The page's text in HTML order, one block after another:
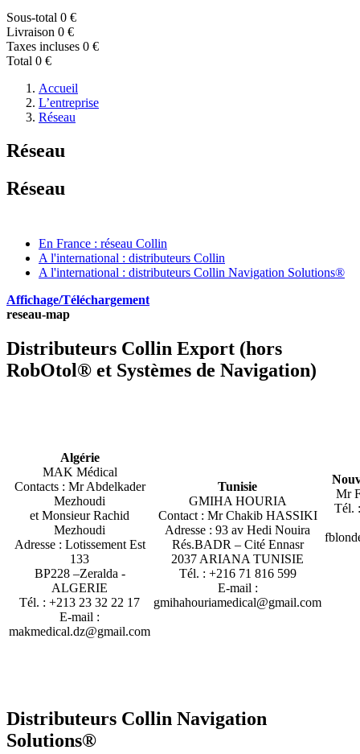
Sous-total 0 €
Livraison 0 €
Taxes incluses 0 €
Total 0 €
Accueil
L’entreprise
Réseau
Réseau
Réseau
En France : réseau Collin
A l'international : distributeurs Collin
A l'international : distributeurs Collin Navigation Solutions®
Affichage/Téléchargement
reseau-map
Distributeurs Collin Export (hors
RobOtol® et Systèmes de Navigation)
Algérie
MAK Médical
Contacts : Mr Abdelkader
Mezhoudi
et Monsieur Rachid
Mezhoudi
Adresse : Lotissement Est
133
BP228 –Zeralda -
ALGERIE
Tél. : +213 23 32 22 17
E-mail :
makmedical.dz@gmail.com
Tunisie
GMIHA HOURIA
Contact : Mr Chakib HASSIKI
Adresse : 93 av Hedi Nouira
Rés.BADR – Cité Ennasr
2037 ARIANA TUNISIE
Tél. : +216 71 816 599
E-mail :
gmihahouriamedical@gmail.com
Mr
Tél.
Distributeurs Collin Navigation
Solutions®